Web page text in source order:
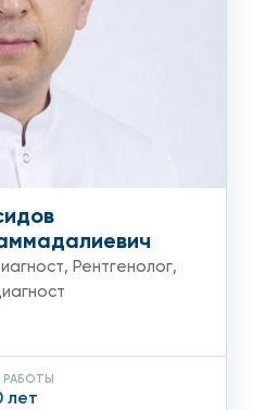
, Рентгенолог,
РАБОТЫ
лет